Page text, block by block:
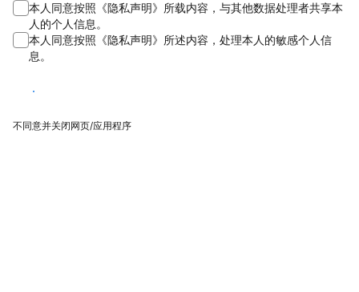
本人同意按照《隐私声明》所载内容，与其他数据处理者共享本
人的个人信息。
本人同意按照《隐私声明》所述内容，处理本人的敏感个人信
息。
同意
不同意并关闭网页/应用程序